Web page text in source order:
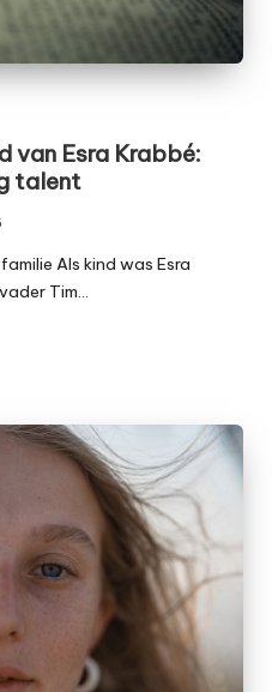
van Esra Krabbé:
talent
Als kind was Esra
Tim…